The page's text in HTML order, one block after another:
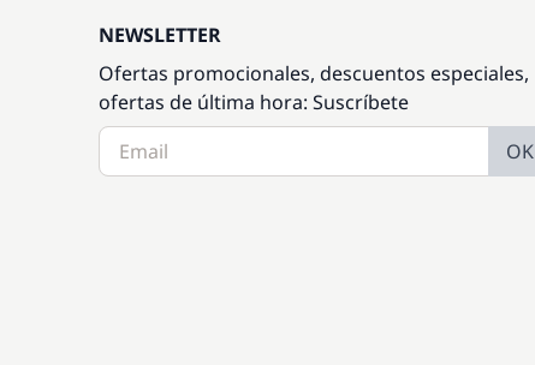
NEWSLETTER
Ofertas promocionales, descuentos especiales,
ofertas de última hora: Suscríbete
OK